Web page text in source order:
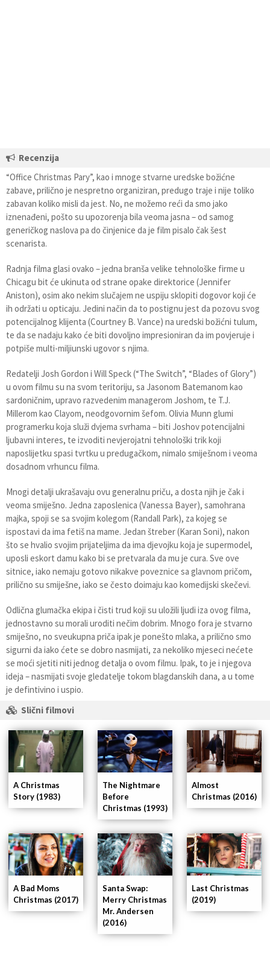
Recenzija
“Office Christmas Pary”, kao i mnoge stvarne uredske božićne
zabave, prilično je nespretno organiziran, predugo traje i nije toliko
zabavan koliko misli da jest. No, ne možemo reći da smo jako
iznenađeni, pošto su upozorenja bila veoma jasna – od samog
generičkog naslova pa do činjenice da je film pisalo čak šest
scenarista.
Radnja filma glasi ovako – jedna branša velike tehnološke firme u
Chicagu bit će ukinuta od strane opake direktorice (Jennifer
Aniston), osim ako nekim slučajem ne uspiju sklopiti dogovor koji će
ih održati u opticaju. Jedini način da to postignu jest da pozovu svog
potencijalnog klijenta (Courtney B. Vance) na uredski božićni tulum,
te da se nadaju kako će biti dovoljno impresioniran da im povjeruje i
potpiše multi-miljiunski ugovor s njima.
Redatelji Josh Gordon i Will Speck (“The Switch”, “Blades of Glory”)
u ovom filmu su na svom teritoriju, sa Jasonom Batemanom kao
sardoničnim, upravo razvedenim managerom Joshom, te T.J.
Millerom kao Clayom, neodgovornim šefom. Olivia Munn glumi
programerku koja služi dvjema svrhama – biti Joshov potencijalni
ljubavni interes, te izvoditi nevjerojatni tehnološki trik koji
naposlijetku spasi tvrtku u predugačkom, nimalo smiješnom i veoma
dosadnom vrhuncu filma.
Mnogi detalji ukrašavaju ovu generalnu priču, a dosta njih je čak i
veoma smiješno. Jedna zaposlenica (Vanessa Bayer), samohrana
majka, spoji se sa svojim kolegom (Randall Park), za kojeg se
ispostavi da ima fetiš na mame. Jedan štreber (Karan Soni), nakon
što se hvalio svojim prijateljima da ima djevojku koja je supermodel,
uposli eskort damu kako bi se pretvarala da mu je cura. Sve ove
sitnice, iako nemaju gotovo nikakve poveznice sa glavnom pričom,
prilično su smiješne, iako se često doimaju kao komedijski skečevi.
Odlična glumačka ekipa i čisti trud koji su uložili ljudi iza ovog filma,
jednostavno su morali uroditi nečim dobrim. Mnogo fora je stvarno
smiješno, no sveukupna priča ipak je ponešto mlaka, a prilično smo
sigurni da iako ćete se dobro nasmijati, za nekoliko mjeseci nećete
se moći sjetiti niti jednog detalja o ovom filmu. Ipak, to je i njegova
ideja – nasmijati svoje gledatelje tokom blagdanskih dana, a u tome
je defintivino i uspio.
Slični filmovi
Last Christmas
(2019)
Santa Swap:
Merry Christmas
Mr. Andersen
(2016)
A Bad Moms
Christmas (2017)
Almost
Christmas (2016)
The Nightmare
Before
Christmas (1993)
A Christmas
Story (1983)